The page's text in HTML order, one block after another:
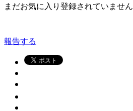
まだお気に入り登録されていません
報告する